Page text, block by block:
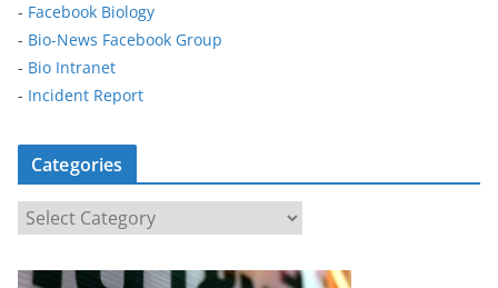
- Facebook Biology
- Bio-News Facebook Group
- Bio Intranet
- Incident Report
Categories
t